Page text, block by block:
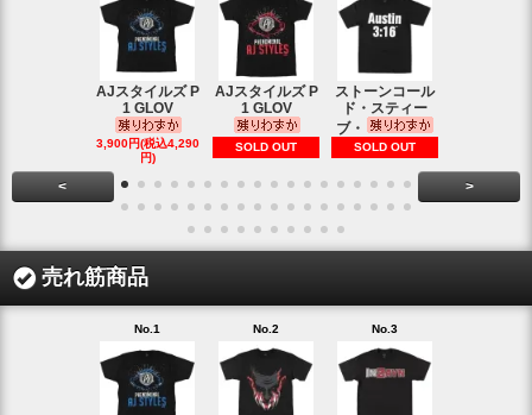
AJスタイルズ P
1 GLOV
3,900円(税込4,290
円)
AJスタイルズ P
1 GLOV
SOLD OUT
ストーンコール
ド・スティー
ブ・
SOLD OUT
< >
売れ筋商品
No.1 No.2 No.3